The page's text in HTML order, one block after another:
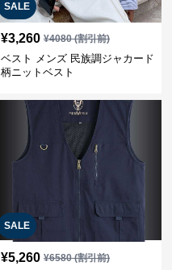
SALE
¥3,260 ¥4080(割引前)
ベスト メンズ 民族調ジャカード
柄ニットベスト
SALE
¥5,260 ¥6580(割引前)